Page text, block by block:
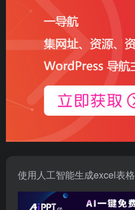
使用人工智能生成excel表格